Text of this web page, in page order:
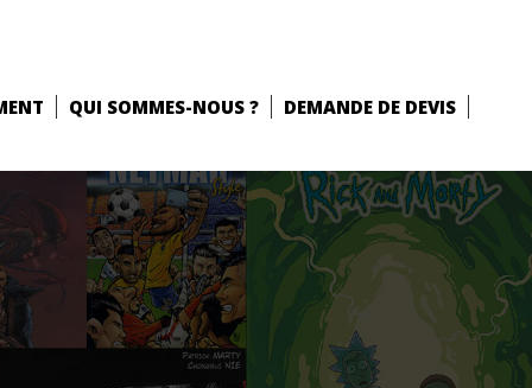
QUI SOMMES-NOUS ?
DEMANDE DE DEVIS